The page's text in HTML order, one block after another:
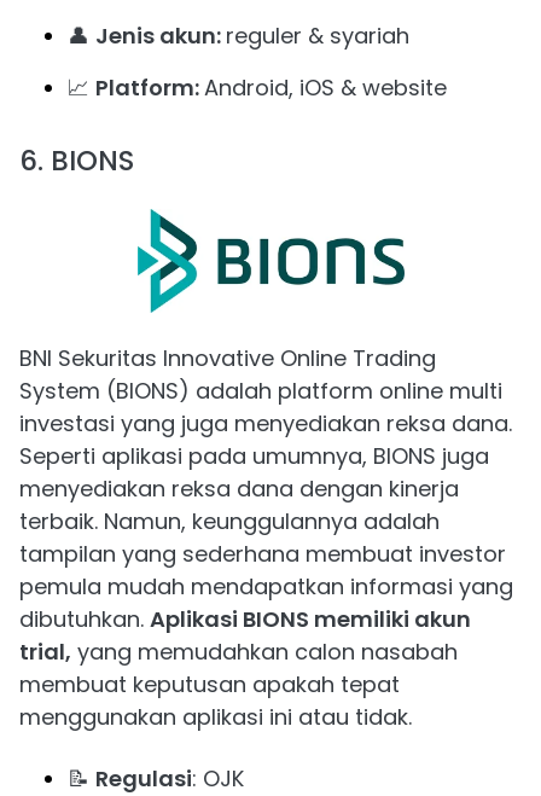
👤 Jenis akun: reguler & syariah
📈 Platform:Android, iOS & website
6. BIONS
BNI Sekuritas Innovative Online Trading
System (BIONS) adalah platform online multi
investasi yang juga menyediakan reksa dana.
Seperti aplikasi pada umumnya, BIONS juga
menyediakan reksa dana dengan kinerja
terbaik. Namun, keunggulannya adalah
tampilan yang sederhana membuat investor
pemula mudah mendapatkan informasi yang
dibutuhkan. Aplikasi BIONS memiliki akun
trial, yang memudahkan calon nasabah
membuat keputusan apakah tepat
menggunakan aplikasi ini atau tidak.
📝 Regulasi: OJK